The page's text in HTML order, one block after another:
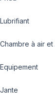
Lubrifiant
Chambre à air et
Equipement
Jante